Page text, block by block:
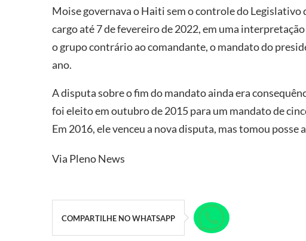
Moise governava o Haiti sem o controle do Legislativo
cargo até 7 de fevereiro de 2022, em uma
o grupo contrário ao comandante, o mandato do
ano.
A disputa sobre o fim do mandato ainda era
foi eleito em outubro de 2015 para um mandato de
Em 2016, ele venceu a nova disputa, mas tomou posse
Via Pleno News
COMPARTILHE NO WHATSAPP